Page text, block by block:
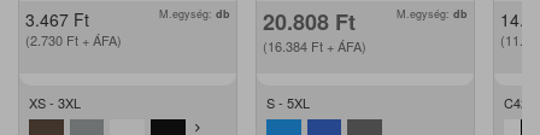
3.467 Ft
(2.730 Ft + ÁFA)
M.egység: db
XS - 3XL
20.808 Ft
(16.384 Ft + ÁFA)
M.egység: db
S - 5XL C42 -